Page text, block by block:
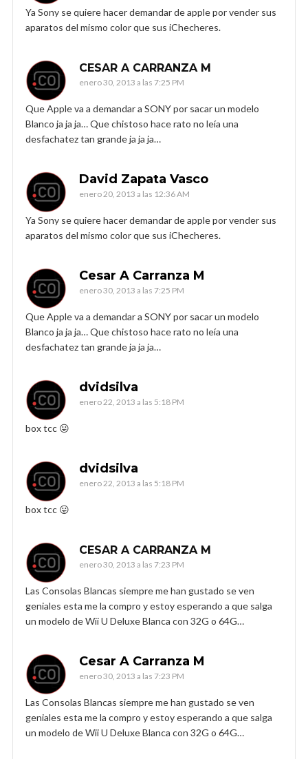
Ya Sony se quiere hacer demandar de apple por vender sus
aparatos del mismo color que sus iChecheres.
CESAR A CARRANZA M
enero 30, 2013 a las 7:25 PM
Que Apple va a demandar a SONY por sacar un modelo
Blanco ja ja ja… Que chistoso hace rato no leía una
desfachatez tan grande ja ja ja…
David Zapata Vasco
enero 20, 2013 a las 12:36 AM
Ya Sony se quiere hacer demandar de apple por vender sus
aparatos del mismo color que sus iChecheres.
Cesar A Carranza M
enero 30, 2013 a las 7:25 PM
Que Apple va a demandar a SONY por sacar un modelo
Blanco ja ja ja… Que chistoso hace rato no leía una
desfachatez tan grande ja ja ja…
dvidsilva
enero 22, 2013 a las 5:18 PM
box tcc 😛
dvidsilva
enero 22, 2013 a las 5:18 PM
box tcc 😛
CESAR A CARRANZA M
enero 30, 2013 a las 7:23 PM
Las Consolas Blancas siempre me han gustado se ven
geniales esta me la compro y estoy esperando a que salga
un modelo de Wii U Deluxe Blanca con 32G o 64G…
Cesar A Carranza M
enero 30, 2013 a las 7:23 PM
Las Consolas Blancas siempre me han gustado se ven
geniales esta me la compro y estoy esperando a que salga
un modelo de Wii U Deluxe Blanca con 32G o 64G…